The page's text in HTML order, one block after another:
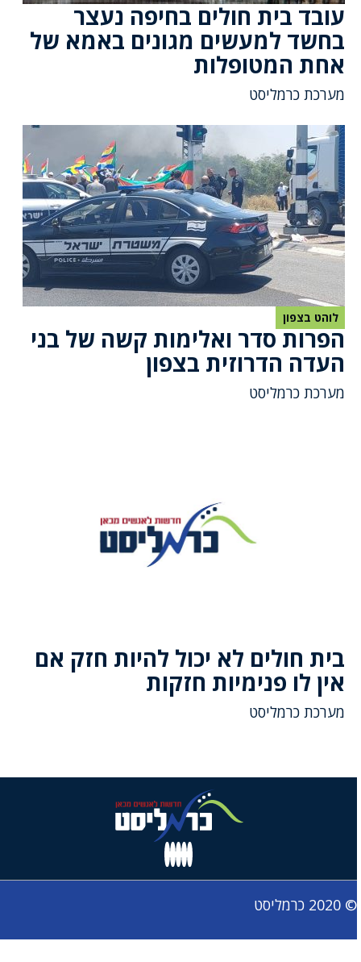
עובד בית חולים בחיפה נעצר
בחשד למעשים מגונים באמא של
אחת המטופלות
מערכת כרמליסט
לוהט בצפון
הפרות סדר ואלימות קשה של בני
העדה הדרוזית בצפון
מערכת כרמליסט
בית חולים לא יכול להיות חזק אם
אין לו פנימיות חזקות
מערכת כרמליסט
© 2020 כרמליסט